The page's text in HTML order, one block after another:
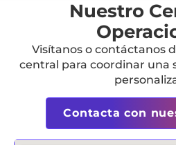
Nuestro
Visítanos o contáctanos
central para coordinar una
Contacta con